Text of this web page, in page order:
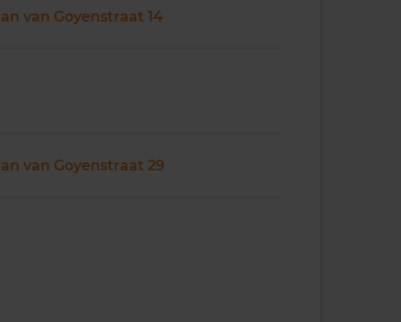
van Goyenstraat 14
van Goyenstraat 29